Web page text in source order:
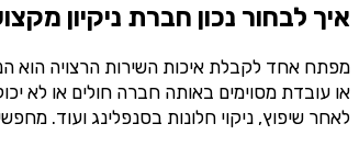
איך לבחור נכון חברת ניקיון
מפתח אחד לקבלת איכות השירות הרצויה הוא
או עובדת מסוימים באותה חברה חולים או לא
לאחר שיפוץ, ניקוי חלונות בסנפלינג ועוד.